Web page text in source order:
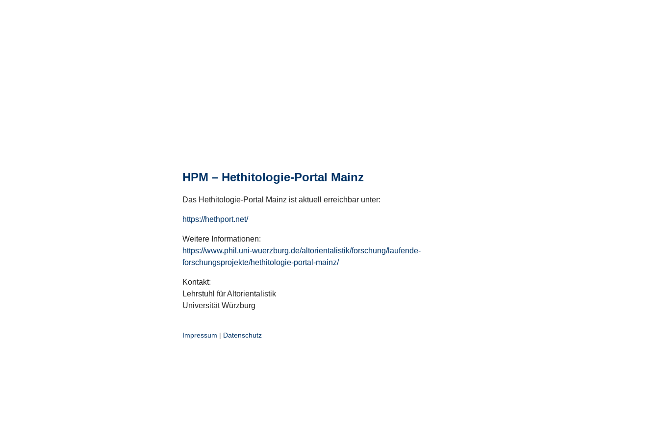
HPM – Hethitologie-Portal Mainz
Das Hethitologie-Portal Mainz ist aktuell erreichbar unter:
https://hethport.net/
Weitere Informationen:
https://www.phil.uni-wuerzburg.de/altorientalistik/forschung/laufende-
forschungsprojekte/hethitologie-portal-mainz/
Kontakt:
Lehrstuhl für Altorientalistik
Universität Würzburg
Impressum | Datenschutz